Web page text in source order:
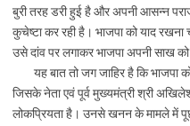
बुरी तरह डरी हुई है और अपनी आसन्न
कुचेष्टा कर रही है। भाजपा को याद
उसे दांव पर लगाकर भाजपा अपनी साख को
यह बात तो जग जाहिर है कि भाजपा को
जिसके नेता एवं पूर्व मुख्यमंत्री श्री
लोकप्रियता है। उनसे खनन के मामले में